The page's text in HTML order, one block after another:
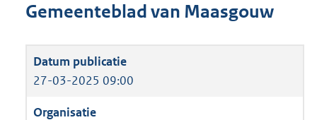
Gemeenteblad van Maasgouw
27-03-2025 09:00